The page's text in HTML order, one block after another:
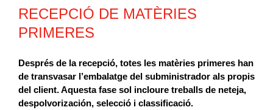
RECEPCIÓ DE MATÈRIES
PRIMERES
Després de la recepció, totes les matèries primeres han
de transvasar l’embalatge del subministrador als propis
del client. Aquesta fase sol incloure treballs de neteja,
despolvorización, selecció i classificació.